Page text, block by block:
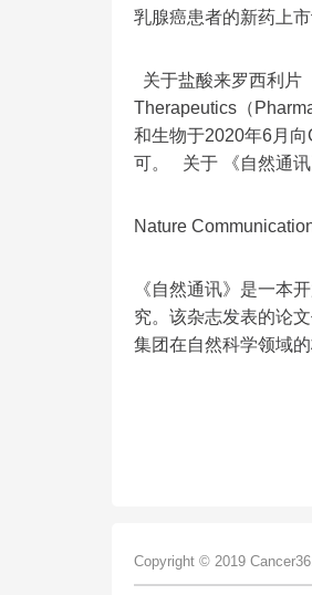
乳腺癌患者的新药上
关于盐酸来罗西利
Therapeutics（
和生物于2020年6月
可。 关于 《自然通讯
Nature
《自然通讯》是一本
究。该杂志发表的论
集团在自然科学领域
Copyright © 2019